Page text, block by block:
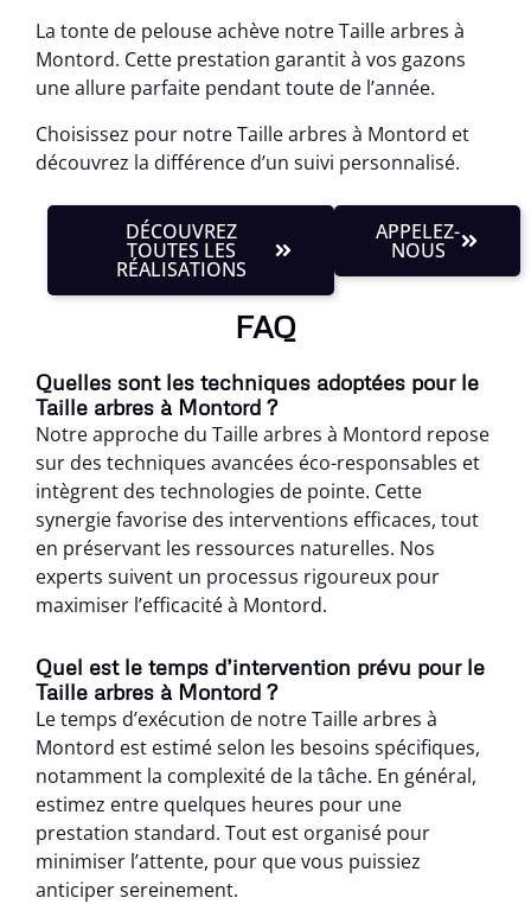
La tonte de pelouse achève notre Taille arbres à
Montord. Cette prestation garantit à vos gazons
une allure parfaite pendant toute de l’année.
Choisissez pour notre Taille arbres à Montord et
découvrez la différence d’un suivi personnalisé.
DÉCOUVREZ
TOUTES LES
RÉALISATIONS
APPELEZ-
NOUS
FAQ
Quelles sont les techniques adoptées pour le
Taille arbres à Montord ?
Notre approche du Taille arbres à Montord repose
sur des techniques avancées éco-responsables et
intègrent des technologies de pointe. Cette
synergie favorise des interventions efficaces, tout
en préservant les ressources naturelles. Nos
experts suivent un processus rigoureux pour
maximiser l’efficacité à Montord.
Quel est le temps d’intervention prévu pour le
Taille arbres à Montord ?
Le temps d’exécution de notre Taille arbres à
Montord est estimé selon les besoins spécifiques,
notamment la complexité de la tâche. En général,
estimez entre quelques heures pour une
prestation standard. Tout est organisé pour
minimiser l’attente, pour que vous puissiez
anticiper sereinement.